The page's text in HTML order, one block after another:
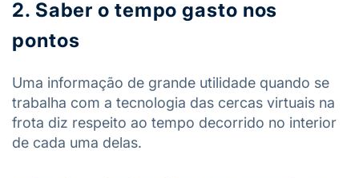
2. Saber o tempo gasto nos
pontos
Uma informação de grande utilidade quando se
trabalha com a tecnologia das cercas virtuais na
frota diz respeito ao tempo decorrido no interior
de cada uma delas.